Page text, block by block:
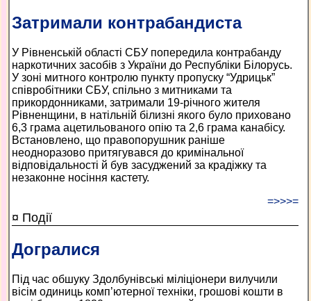
Затримали контрабандиста
У Рівненській області СБУ попередила контрабанду
наркотичних засобів з України до Республіки Білорусь.
У зоні митного контролю пункту пропуску “Удрицьк”
співробітники СБУ, спільно з митниками та
прикордонниками, затримали 19-річного жителя
Рівненщини, в натільній білизні якого було приховано
6,3 грама ацетильованого опію та 2,6 грама канабісу.
Встановлено, що правопорушник раніше
неодноразово притягувався до кримінальної
відповідальності й був засуджений за крадіжку та
незаконне носіння кастету.
=>>>=
¤ Події
Догралися
Під час обшуку Здолбунівські міліціонери вилучили
вісім одиниць комп’ютерної техніки, грошові кошти в